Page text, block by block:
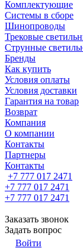
Комплектующие
Системы в сборе
Шинопроводы
Трековые
Струнные
Бренды
Как купить
Условия оплаты
Условия доставки
Гарантия на товар
Возврат
Компания
О компании
Контакты
Партнеры
Контакты
+7 777 017 2471
+7 777 017 2471
+7 777 017 2471
Заказать звонок
Задать вопрос
Войти